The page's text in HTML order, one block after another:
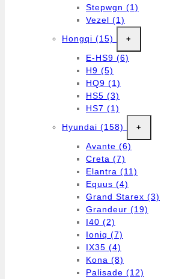
Stepwgn (1)
Vezel (1)
Hongqi (15) +
E-HS9 (6)
H9 (5)
HQ9 (1)
HS5 (3)
HS7 (1)
Hyundai (158) +
Avante (6)
Creta (7)
Elantra (11)
Equus (4)
Grand Starex (3)
Grandeur (19)
I40 (2)
Ioniq (7)
IX35 (4)
Kona (8)
Palisade (12)